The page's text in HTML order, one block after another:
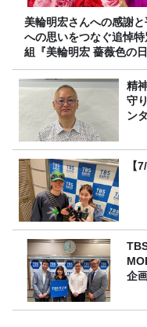
美輪明宏さんへの感謝と
への思いをつなぐ追悼特
組『美輪明宏 薔薇色の
～ごきげんよう、ルンル
～』8/9（日）16時放送
精
守
ン
【
企